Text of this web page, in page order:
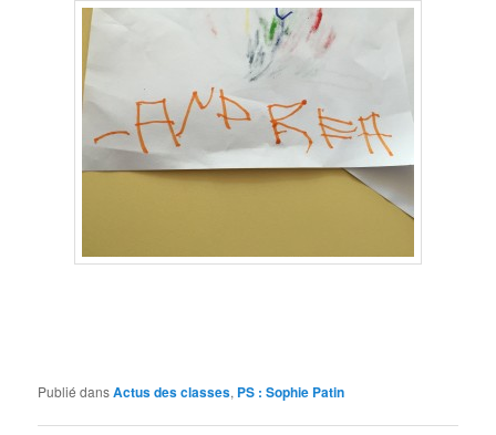
Publié dansActus des classes, PS : Sophie Patin